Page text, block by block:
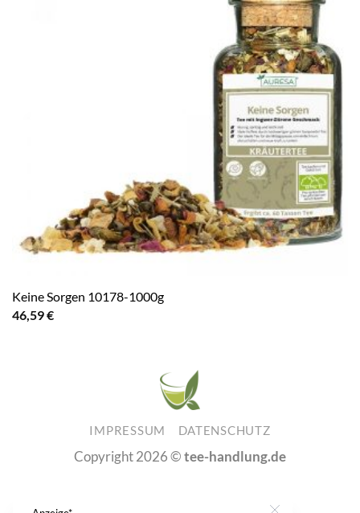
Keine Sorgen 10178-1000g
46,59€
IMPRESSUM DATENSCHUTZ
Copyright 2026 ©tee-handlung.de